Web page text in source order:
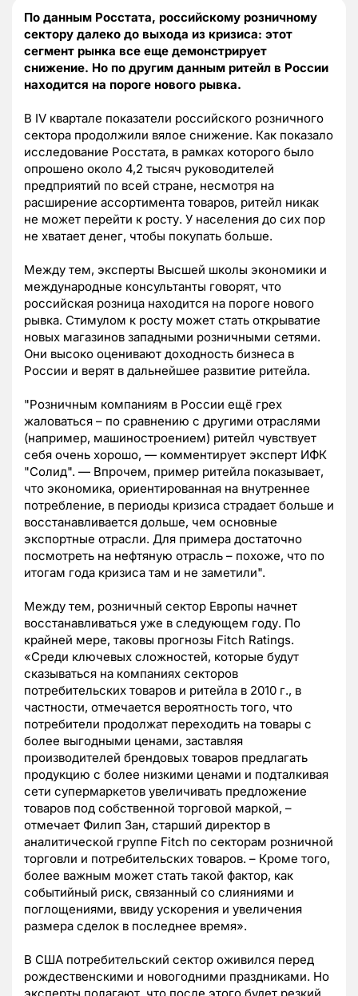
По данным Росстата, российскому розничному
сектору далеко до выхода из кризиса: этот
сегмент рынка все еще демонстрирует
снижение. Но по другим данным ритейл в России
находится на пороге нового рывка.
В IV квартале показатели российского розничного
сектора продолжили вялое снижение. Как показало
исследование Росстата, в рамках которого было
опрошено около 4,2 тысяч руководителей
предприятий по всей стране, несмотря на
расширение ассортимента товаров, ритейл никак
не может перейти к росту. У населения до сих пор
не хватает денег, чтобы покупать больше.
Между тем, эксперты Высшей школы экономики и
международные консультанты говорят, что
российская розница находится на пороге нового
рывка. Стимулом к росту может стать открыватие
новых магазинов западными розничными сетями.
Они высоко оценивают доходность бизнеса в
России и верят в дальнейшее развитие ритейла.
"Розничным компаниям в России ещё грех
жаловаться – по сравнению с другими отраслями
(например, машиностроением) ритейл чувствует
себя очень хорошо, — комментирует эксперт ИФК
"Солид". — Впрочем, пример ритейла показывает,
что экономика, ориентированная на внутреннее
потребление, в периоды кризиса страдает больше и
восстанавливается дольше, чем основные
экспортные отрасли. Для примера достаточно
посмотреть на нефтяную отрасль – похоже, что по
итогам года кризиса там и не заметили".
Между тем, розничный сектор Европы начнет
восстанавливаться уже в следующем году. По
крайней мере, таковы прогнозы Fitch Ratings.
«Среди ключевых сложностей, которые будут
сказываться на компаниях секторов
потребительских товаров и ритейла в 2010 г., в
частности, отмечается вероятность того, что
потребители продолжат переходить на товары с
более выгодными ценами, заставляя
производителей брендовых товаров предлагать
продукцию с более низкими ценами и подталкивая
сети супермаркетов увеличивать предложение
товаров под собственной торговой маркой, –
отмечает Филип Зан, старший директор в
аналитической группе Fitch по секторам розничной
торговли и потребительских товаров. – Кроме того,
более важным может стать такой фактор, как
событийный риск, связанный со слияниями и
поглощениями, ввиду ускорения и увеличения
размера сделок в последнее время».
В США потребительский сектор оживился перед
рождественскими и новогодними праздниками. Но